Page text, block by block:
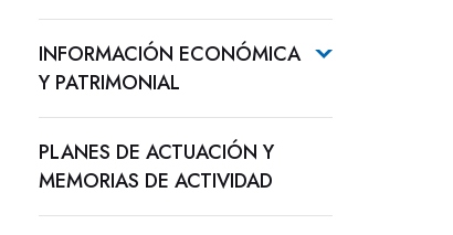
INFORMACIÓN ECONÓMICA
Y PATRIMONIAL
PLANES DE ACTUACIÓN Y
MEMORIAS DE ACTIVIDAD